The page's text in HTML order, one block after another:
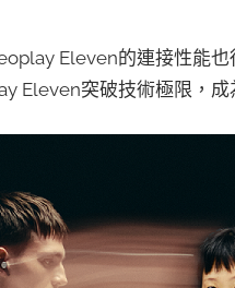
Eleven的連接性能
Eleven突破技術極限，